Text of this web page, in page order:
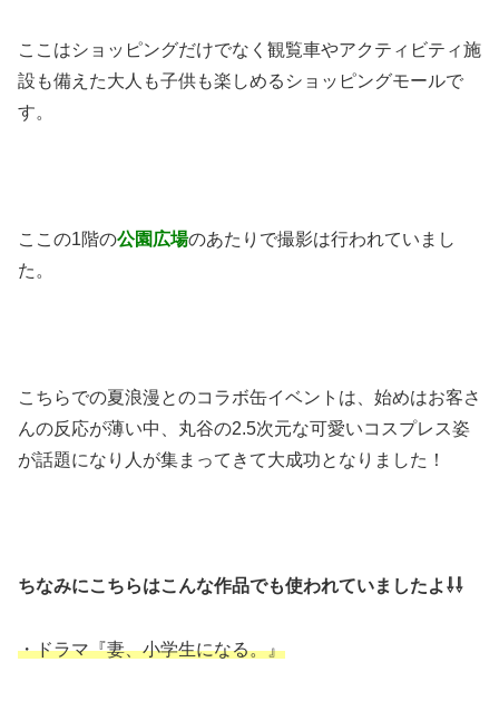
ここはショッピングだけでなく観覧車やアクティビティ施
設も備えた大人も子供も楽しめるショッピングモールで
す。
ここの1階の公園広場のあたりで撮影は行われていまし
た。
こちらでの夏浪漫とのコラボ缶イベントは、始めはお客さ
んの反応が薄い中、丸谷の2.5次元な可愛いコスプレス姿
が話題になり人が集まってきて大成功となりました！
ちなみにこちらはこんな作品でも使われていましたよ⇩⇩
・ドラマ『妻、小学生になる。』